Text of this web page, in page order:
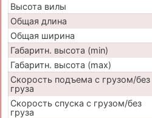
Высота вилы
Общая длина
Общая ширина
Габаритн. высота (min)
Габаритн. высота (max)
Скорость подъема с грузом/без
груза
Скорость спуска с грузом/без
груза